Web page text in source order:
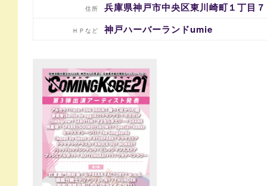
住所 兵庫県神戸市中央区東川崎町１丁目
ＨＰなど 神戸ハーバーランドumie